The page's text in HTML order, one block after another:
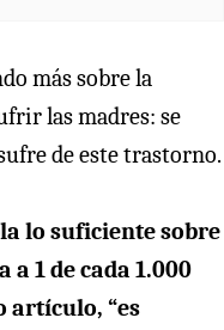
más sobre la
las madres: se
de este trastorno.
lo suficiente sobre
1 de cada 1.000
artículo, “es